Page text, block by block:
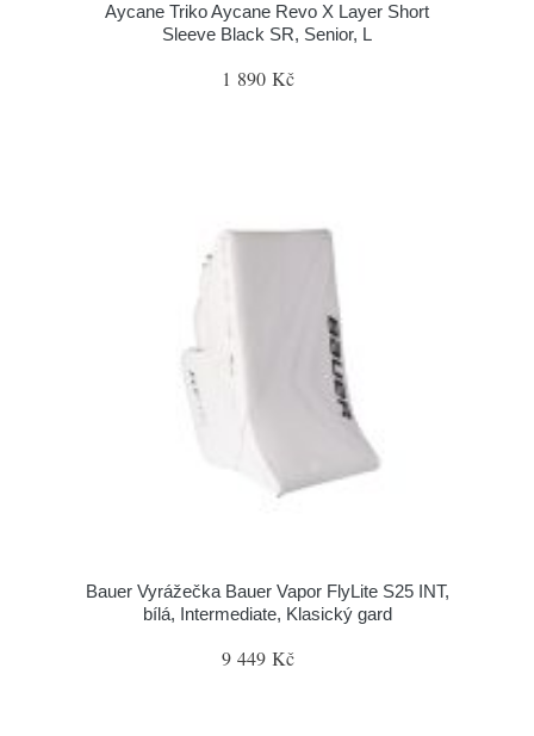
Aycane Triko Aycane Revo X Layer Short
Sleeve Black SR, Senior, L
1 890 Kč
Bauer Vyrážečka Bauer Vapor FlyLite S25 INT,
bílá, Intermediate, Klasický gard
9 449 Kč